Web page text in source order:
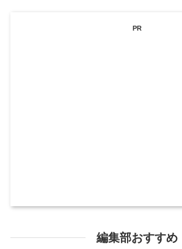
PR
編集部おすすめ